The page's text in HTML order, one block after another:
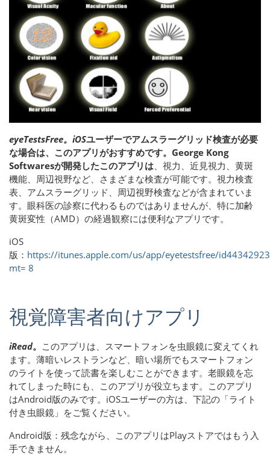
eyeTestsFree。iOSユーザーでアムスラーグリッド検査が必要
な場合は、このアプリがおすすめです。George Kong
Softwaresが開発したこのアプリは 、視力、近見視力、黄斑
機能、周辺視野など、さまざまな検査が可能です。視力検査
表、アムスラーグリッド、周辺視野検査などが含まれていま
す。眼科医の診察に代わるものではありませんが、特に加齢
黄斑変性（AMD）の経過観察には便利なアプリです。
iOS
版： https://itunes.apple.com/us/app/eyetestsfree/
mt= 8
視覚障害者向けアプリ
iRead。 このアプリは、スマートフォンを虫眼鏡に変えてくれ
ます。薄暗いレストランなど、暗い場所でもスマートフォン
のライトを使って読書を楽しむことができます。老眼鏡を忘
れてしまった時にも、このアプリが役立ちます。このアプリ
はAndroid版のみです。iOSユーザーの方は、下記の「ライト
付き虫眼鏡」をご覧ください。
Android版：残念ながら、このアプリはPlayストアではもう入
手できません。